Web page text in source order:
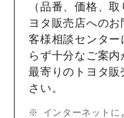
（品番、価格、
ヨタ販売店への
客様相談センタ
らず十分なご案内
最寄りのトヨタ
さい。
インターネットに